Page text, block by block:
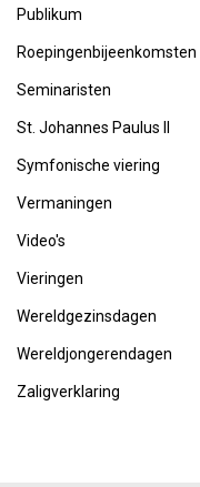
Publikum
Roepingenbijeenkomsten
Seminaristen
St. Johannes Paulus II
Symfonische viering
Vermaningen
Video's
Vieringen
Wereldgezinsdagen
Wereldjongerendagen
Zaligverklaring